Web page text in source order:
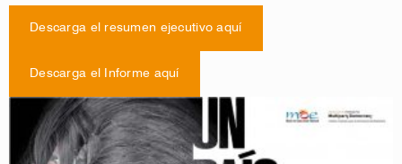
Descarga el resumen ejecutivo aquí
Descarga el Informe aquí